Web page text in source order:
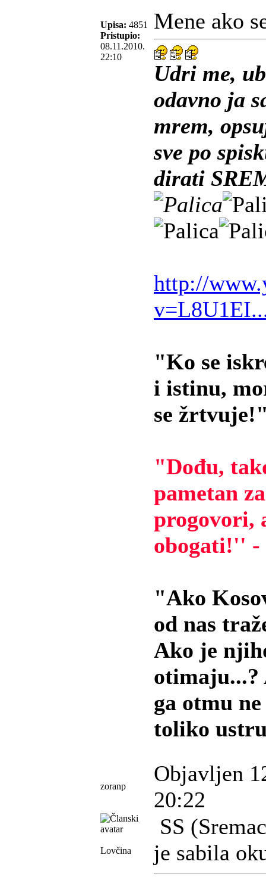
Upisa: 4851
Pristupio:
08.11.2010.
22:10
Mene ako
Udri me,
odavno ja
mrem,
sve po
dirati
http://
"Ko se
i istinu,
se
"Dođu,
pametan
progovori,
obogati!''
"Ako
od nas
Ako je
otimaju...?
ga otmu
toliko
zoranp
Objavljen
20:22
Lovčina
SS
je sabila